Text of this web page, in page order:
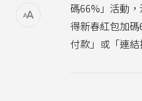
碼66%」活動
得新春紅包加碼
付款」或「連